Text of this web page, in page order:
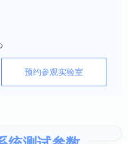
预约参观实验室